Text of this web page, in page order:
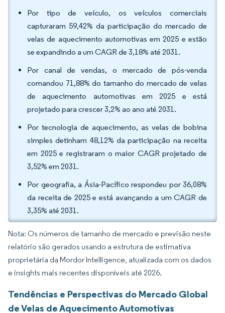
Por tipo de veículo, os veículos comerciais
capturaram 59,42% da participação do mercado de
velas de aquecimento automotivas em 2025 e estão
se expandindo a um CAGR de 3,18% até 2031.
Por canal de vendas, o mercado de pós-venda
comandou 71,88% do tamanho do mercado de velas
de aquecimento automotivas em 2025 e está
projetado para crescer 3,2% ao ano até 2031.
Por tecnologia de aquecimento, as velas de bobina
simples detinham 48,12% da participação na receita
em 2025 e registraram o maior CAGR projetado de
3,52% em 2031.
Por geografia, a Ásia-Pacífico respondeu por 36,08%
da receita de 2025 e está avançando a um CAGR de
3,35% até 2031.
Nota: Os números de tamanho de mercado e previsão neste
relatório são gerados usando a estrutura de estimativa
proprietária da Mordor Intelligence, atualizada com os dados
e insights mais recentes disponíveis até 2026.
Tendências e Perspectivas do Mercado Global
de Velas de Aquecimento Automotivas